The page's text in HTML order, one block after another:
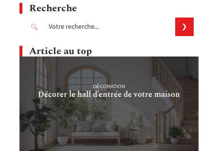
Recherche
Article au top
DÉCORATION
Décorer le hall d’entrée de votre maison